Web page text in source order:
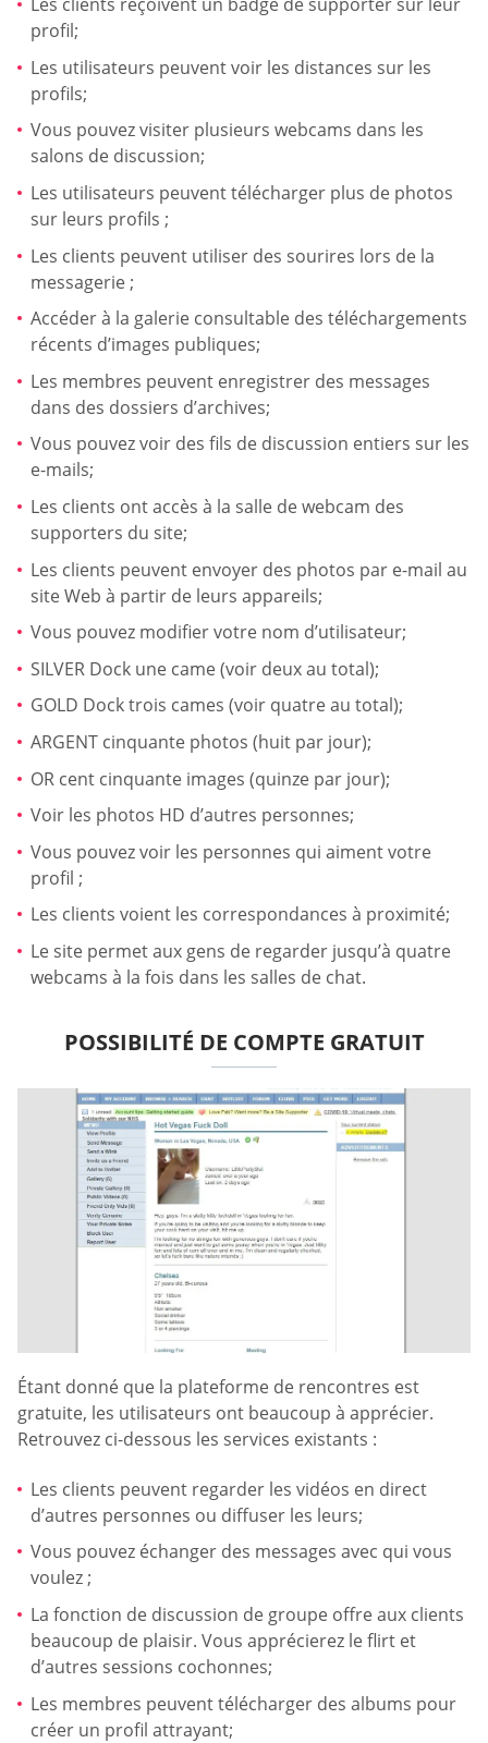
profil;
Les utilisateurs peuvent voir les distances sur les
profils;
Vous pouvez visiter plusieurs webcams dans les
salons de discussion;
Les utilisateurs peuvent télécharger plus de photos
sur leurs profils ;
Les clients peuvent utiliser des sourires lors de la
messagerie ;
Accéder à la galerie consultable des téléchargements
récents d’images publiques;
Les membres peuvent enregistrer des messages
dans des dossiers d’archives;
Vous pouvez voir des fils de discussion entiers sur les
e-mails;
Les clients ont accès à la salle de webcam des
supporters du site;
Les clients peuvent envoyer des photos par e-mail au
site Web à partir de leurs appareils;
Vous pouvez modifier votre nom d’utilisateur;
SILVER Dock une came (voir deux au total);
GOLD Dock trois cames (voir quatre au total);
ARGENT cinquante photos (huit par jour);
OR cent cinquante images (quinze par jour);
Voir les photos HD d’autres personnes;
Vous pouvez voir les personnes qui aiment votre
profil ;
Les clients voient les correspondances à proximité;
Le site permet aux gens de regarder jusqu’à quatre
webcams à la fois dans les salles de chat.
POSSIBILITÉ DE COMPTE GRATUIT
Étant donné que la plateforme de rencontres est
gratuite, les utilisateurs ont beaucoup à apprécier.
Retrouvez ci-dessous les services existants :
Les clients peuvent regarder les vidéos en direct
d’autres personnes ou diffuser les leurs;
Vous pouvez échanger des messages avec qui vous
voulez ;
La fonction de discussion de groupe offre aux clients
beaucoup de plaisir. Vous apprécierez le flirt et
d’autres sessions cochonnes;
Les membres peuvent télécharger des albums pour
créer un profil attrayant;